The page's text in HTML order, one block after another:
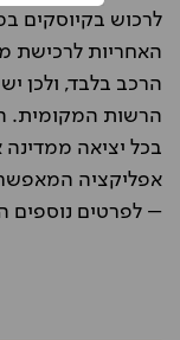
לרכוש בקיוסקים
האחריות לרכישת
הרכב בלבד, ולכן
הרשות המקומית.
בכל יציאה
אפליקציה
– לפרטים נוספים